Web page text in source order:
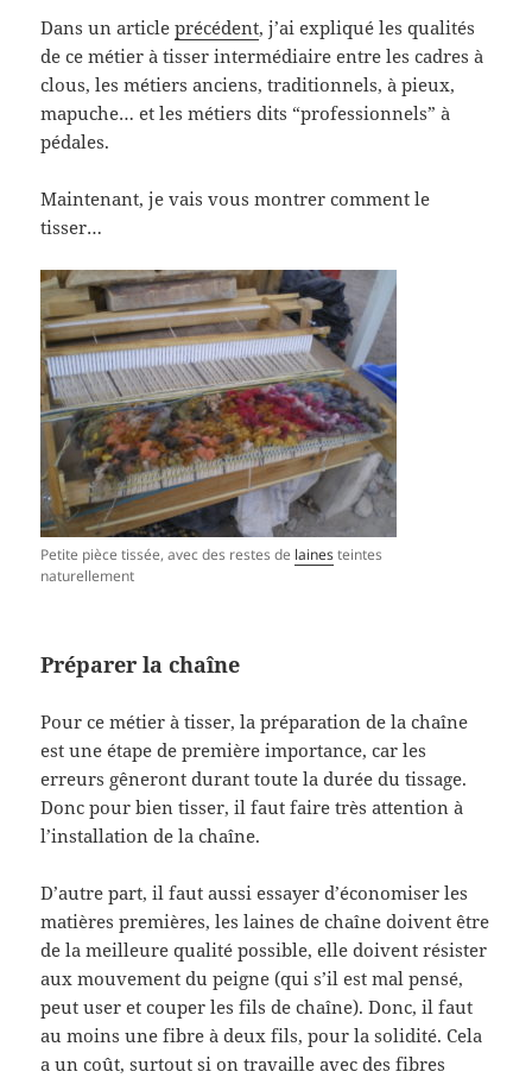
Dans un articleprécédent, j’ai expliqué les qualités
de ce métier à tisser intermédiaire entre les cadres à
clous, les métiers anciens, traditionnels, à pieux,
mapuche… et les métiers dits “professionnels” à
pédales.
Maintenant, je vais vous montrer comment le
tisser…
Petite pièce tissée, avec des restes de lainesteintes
naturellement
Préparer la chaîne
Pour ce métier à tisser, la préparation de la chaîne
est une étape de première importance, car les
erreurs gêneront durant toute la durée du tissage.
Donc pour bien tisser, il faut faire très attention à
l’installation de la chaîne.
D’autre part, il faut aussi essayer d’économiser les
matières premières, les laines de chaîne doivent être
de la meilleure qualité possible, elle doivent résister
aux mouvement du peigne (qui s’il est mal pensé,
peut user et couper les fils de chaîne). Donc, il faut
au moins une fibre à deux fils, pour la solidité. Cela
a un coût, surtout si on travaille avec des fibres